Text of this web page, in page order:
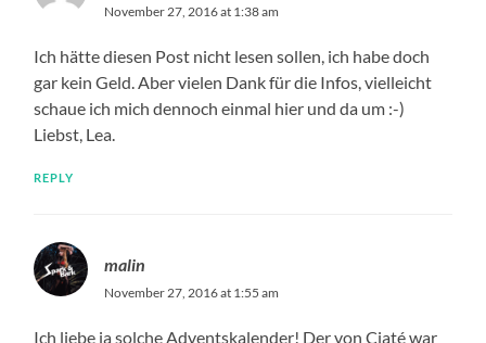
November 27, 2016 at 1:38 am
Ich hätte diesen Post nicht lesen sollen, ich habe doch
gar kein Geld. Aber vielen Dank für die Infos, vielleicht
schaue ich mich dennoch einmal hier und da um :-)
Liebst, Lea.
REPLY
malin
November 27, 2016 at 1:55 am
Ich liebe ja solche Adventskalender! Der von Ciaté war